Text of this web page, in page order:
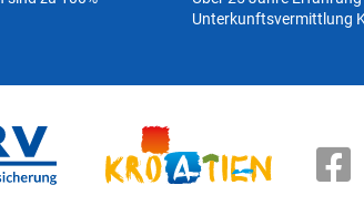
Unterkunftsvermittlung